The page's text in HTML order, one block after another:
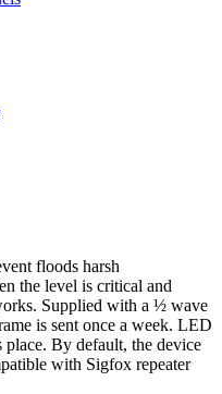
floods harsh
the level is critical and
Supplied with a ½ wave
is sent once a week. LED
place. By default, the device
with Sigfox repeater